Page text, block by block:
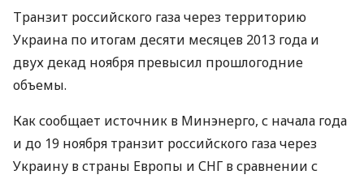
Транзит российского газа через территорию
Украина по итогам десяти месяцев 2013 года и
двух декад ноября превысил прошлогодние
объемы.
Как сообщает источник в Минэнерго, с начала года
и до 19 ноября транзит российского газа через
Украину в страны Европы и СНГ в сравнении с